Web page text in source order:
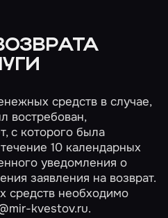
средств в случае,
востребован,
с которого была
10 календарных
уведомления о
заявления на возврат.
средств необходимо
kvestov.ru.